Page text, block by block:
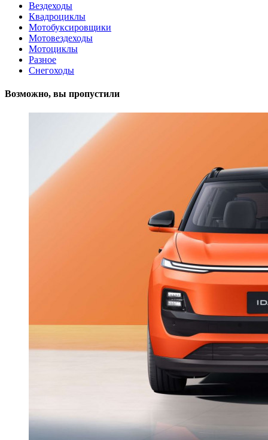
Вездеходы
Квадроциклы
Мотобуксировщики
Мотовездеходы
Мотоциклы
Разное
Снегоходы
Возможно, вы пропустили